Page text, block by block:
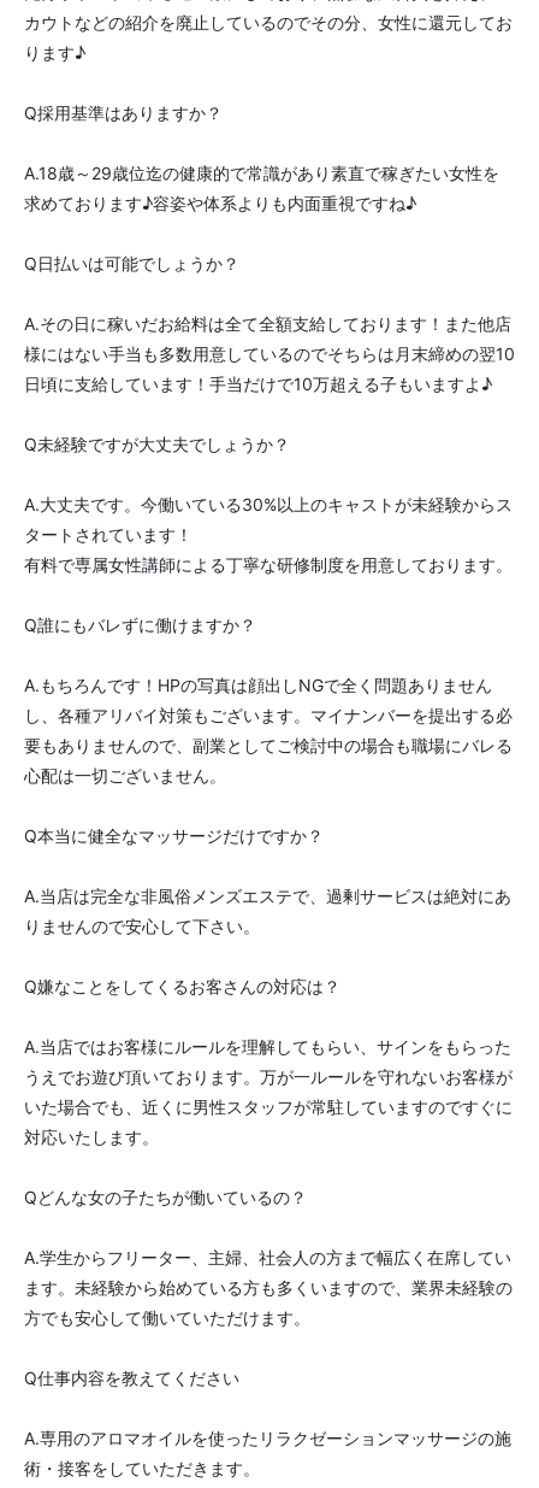
カウトなどの紹介を廃止しているのでその分、女性に還元してお
ります♪
Q採用基準はありますか？
A.18歳～29歳位迄の健康的で常識があり素直で稼ぎたい女性を
求めております♪容姿や体系よりも内面重視ですね♪
Q日払いは可能でしょうか？
A.その日に稼いだお給料は全て全額支給しております！また他店
様にはない手当も多数用意しているのでそちらは月末締めの翌10
日頃に支給しています！手当だけで10万超える子もいますよ♪
Q未経験ですが大丈夫でしょうか？
A.大丈夫です。今働いている30%以上のキャストが未経験からス
タートされています！
有料で専属女性講師による丁寧な研修制度を用意しております。
Q誰にもバレずに働けますか？
A.もちろんです！HPの写真は顔出しNGで全く問題ありません
し、各種アリバイ対策もございます。マイナンバーを提出する必
要もありませんので、副業としてご検討中の場合も職場にバレる
心配は一切ございません。
Q本当に健全なマッサージだけですか？
A.当店は完全な非風俗メンズエステで、過剰サービスは絶対にあ
りませんので安心して下さい。
Q嫌なことをしてくるお客さんの対応は？
A.当店ではお客様にルールを理解してもらい、サインをもらった
うえでお遊び頂いております。万が一ルールを守れないお客様が
いた場合でも、近くに男性スタッフが常駐していますのですぐに
対応いたします。
Qどんな女の子たちが働いているの？
A.学生からフリーター、主婦、社会人の方まで幅広く在席してい
ます。未経験から始めている方も多くいますので、業界未経験の
方でも安心して働いていただけます。
Q仕事内容を教えてください
A.専用のアロマオイルを使ったリラクゼーションマッサージの施
術・接客をしていただきます。